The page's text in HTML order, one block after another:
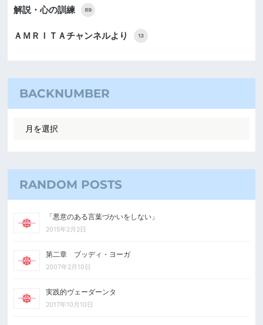
解説・心の訓練 89
ＡＭＲＩＴＡチャンネルより 13
BACKNUMBER
RANDOM POSTS
「悪意のある言葉づかいをしない」
2015年2月2日
第二章 ブッディ・ヨーガ
2007年2月10日
実践的ヴェーダーンタ
2017年10月10日